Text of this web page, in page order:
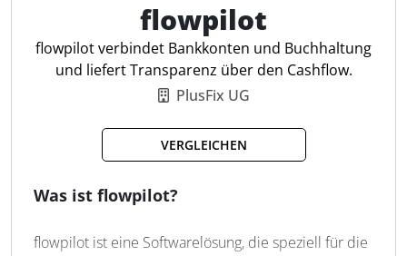
Automatische Steuerberechnung
Beleg-Scan und Notizen
Kontowechsel-Service
VISA Business Debit Karte
Transaktionskategorisierung
Buchungsvorschläge mit KI
flowpilot
flowpilot verbindet Bankkonten und Buchhaltung
und liefert Transparenz über den Cashflow.
PlusFix UG
VERGLEICHEN
Was ist flowpilot?
flowpilot ist eine Softwarelösung, die speziell für die